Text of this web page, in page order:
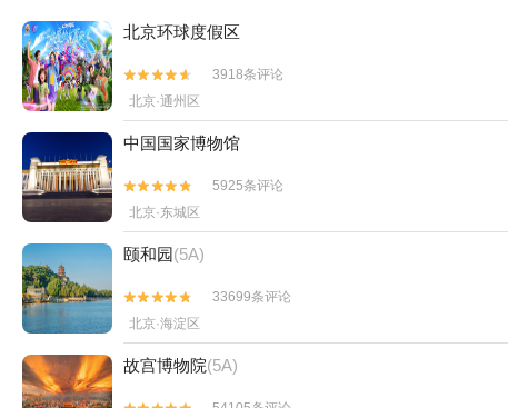
北京环球度假区


3918条评论
北京·通州区
中国国家博物馆


5925条评论
北京·东城区
颐和园(5A)


33699条评论
北京·海淀区
故宫博物院(5A)